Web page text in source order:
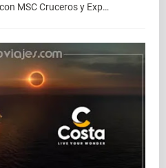
MSC Cruceros y Exp…